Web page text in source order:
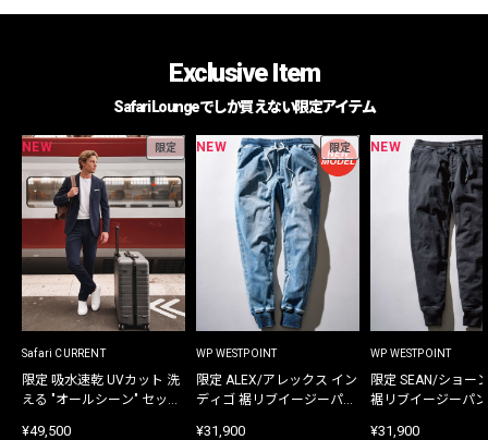
Exclusive Item
Safari Loungeでしか買えない限定アイテム
NEW 限定
Safari CURRENT
限定 吸水速乾 UVカット 洗
える "オールシーン" セット
¥49,500
NEW 限定
WP WESTPOINT
限定 ALEX/アレックス イン
ディゴ 裾リブイージーパン
¥31,900
NEW
WP WESTPOINT
限定 SEAN/ショー
裾リブイージーパ
¥31,900